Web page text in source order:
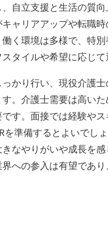
自立支援と生活の質
ャリアアップや転職
く環境は多様で、特
タイルや希望に応じて
かり行い、現役介護
。介護士需要は高い
す。面接では経験や
を準備するとよいでし
なやりがいや成長を
への参入は有望であ